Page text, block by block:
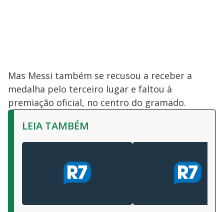
Mas Messi também se recusou a receber a
medalha pelo terceiro lugar e faltou à
premiação oficial, no centro do gramado.
LEIA TAMBÉM